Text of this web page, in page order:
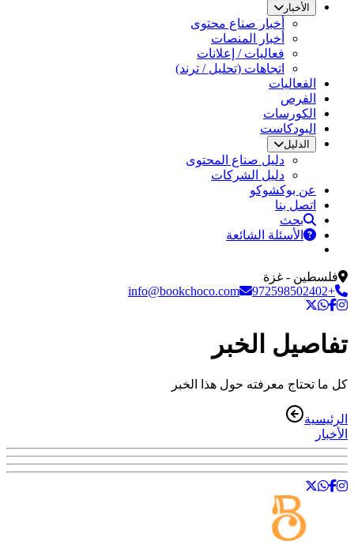
الأخبار
أخبار صناع محتوى
أخبار المنصات
فعاليات / إعلانات
اتجاهات (تحليل / ترند)
الفعاليات
الفرص
الكورسات
البودكاست
الدليل
دليل صناع المحتوى
دليل الشركات
عن بوكشوكو
اتصل بنا
بحث
الأسئلة الشائعة
فلسطين - غزة
+972598502402
info@bookchoco.com
تفاصيل الخبر
كل ما تحتاج معرفته حول هذا الخبر
الرئيسية
الأخبار